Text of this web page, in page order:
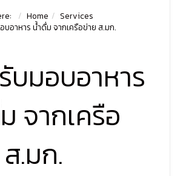
Home
Services
บอาหาร น้ำดื่ม จากเครือข่าย ส.มก.
บมอบอาหาร
จากเครือ
.มก.